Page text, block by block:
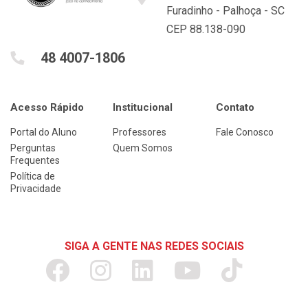
Furadinho - Palhoça - SC
CEP 88.138-090
48 4007-1806
Acesso Rápido
Portal do Aluno
Perguntas
Frequentes
Política de
Privacidade
Institucional
Professores
Quem Somos
Contato
Fale Conosco
SIGA A GENTE NAS REDES SOCIAIS